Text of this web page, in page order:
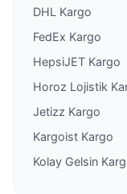
DHL Kargo
FedEx Kargo
HepsiJET Kargo
Horoz Lojistik
Jetizz Kargo
Kargoist Kargo
Kolay Gelsin